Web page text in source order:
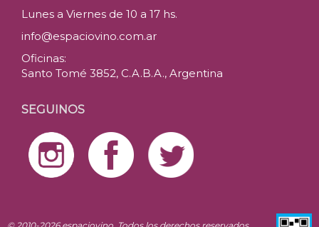
Lunes a Viernes de 10 a 17 hs.
info@espaciovino.com.ar
Oficinas:
Santo Tomé 3852, C.A.B.A., Argentina
SEGUINOS